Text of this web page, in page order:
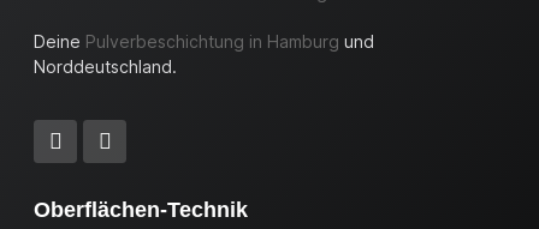
Deine Pulverbeschichtung in Hamburg und
Norddeutschland.
Oberflächen-Technik